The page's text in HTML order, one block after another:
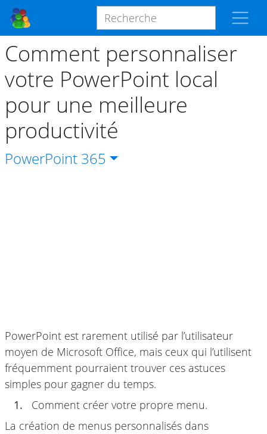
Comment personnaliser
votre PowerPoint local
pour une meilleure
productivité
PowerPoint 365
PowerPoint est rarement utilisé par l’utilisateur
moyen de Microsoft Office, mais ceux qui l’utilisent
fréquemment pourraient trouver ces astuces
simples pour gagner du temps.
1.
Comment créer votre propre menu.
La création de menus personnalisés dans